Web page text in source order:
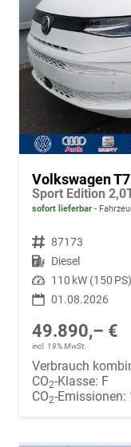
Volkswagen
Sport Edition
sofort lieferbar
Fahrzeugnr. 87173
Kraftstoff Diesel
Leistung 110 kW (150 PS)
01.08.2026
49.890,– €
incl. 19% MwSt.
Verbrauch
CO2-Klasse: F
CO2-Emissionen: